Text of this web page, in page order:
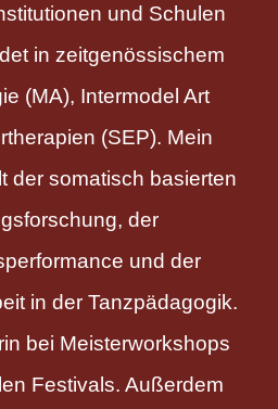
und Schulen
in zeitgenössischem
(MA), Intermodel Art
(SEP). Mein
der somatisch basierten
der
und der
in der Tanzpädagogik.
bei Meisterworkshops
Festivals. Außerdem